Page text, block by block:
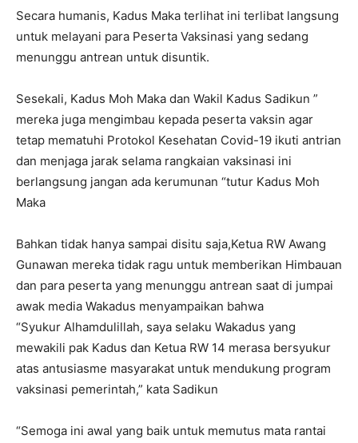
Secara humanis, Kadus Maka terlihat ini terlibat langsung
untuk melayani para Peserta Vaksinasi yang sedang
menunggu antrean untuk disuntik.
Sesekali, Kadus Moh Maka dan Wakil Kadus Sadikun ”
mereka juga mengimbau kepada peserta vaksin agar
tetap mematuhi Protokol Kesehatan Covid-19 ikuti antrian
dan menjaga jarak selama rangkaian vaksinasi ini
berlangsung jangan ada kerumunan “tutur Kadus Moh
Maka
Bahkan tidak hanya sampai disitu saja,Ketua RW Awang
Gunawan mereka tidak ragu untuk memberikan Himbauan
dan para peserta yang menunggu antrean saat di jumpai
awak media Wakadus menyampaikan bahwa
“Syukur Alhamdulillah, saya selaku Wakadus yang
mewakili pak Kadus dan Ketua RW 14 merasa bersyukur
atas antusiasme masyarakat untuk mendukung program
vaksinasi pemerintah,” kata Sadikun
“Semoga ini awal yang baik untuk memutus mata rantai